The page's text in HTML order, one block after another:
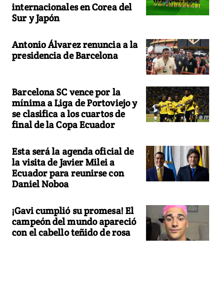
internacionales en Corea del
Sur y Japón
Antonio Álvarez renuncia a la
presidencia de Barcelona
Barcelona SC vence por la
mínima a Liga de Portoviejo y
se clasifica a los cuartos de
final de la Copa Ecuador
Esta será la agenda oficial de
la visita de Javier Milei a
Ecuador para reunirse con
Daniel Noboa
¡Gavi cumplió su promesa! El
campeón del mundo apareció
con el cabello teñido de rosa